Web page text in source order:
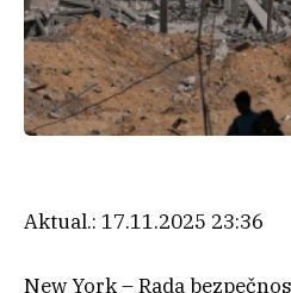
Aktual.: 17.11.2025 23:36
New York – Rada